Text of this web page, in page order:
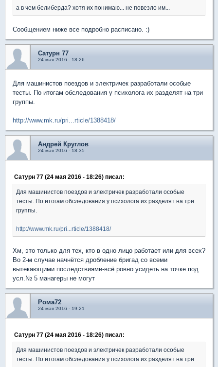
а в чем белиберда? хотя их понимаю... не повезло им...
Сообщением ниже все подробно расписано. :)
Сатурн 77
24 мая 2016 - 18:26
Для машинистов поездов и электричек разработали особые
тесты. По итогам обследования у психолога их разделят на три
группы.
http://www.mk.ru/pri...rticle/1388418/
Андрей Круглов
24 мая 2016 - 18:35
Сатурн 77 (24 мая 2016 - 18:26) писал:
Для машинистов поездов и электричек разработали особые
тесты. По итогам обследования у психолога их разделят на три
группы.
http://www.mk.ru/pri...rticle/1388418/
Хм, это только для тех, кто в одно лицо работает или для всех?
Во 2-м случае начнётся дробление бригад со всеми
вытекающими последствиями-всё ровно усидеть на точке под
усл.№ 5 манагеры не могут
Рома72
24 мая 2016 - 19:21
Сатурн 77 (24 мая 2016 - 18:26) писал:
Для машинистов поездов и электричек разработали особые
тесты. По итогам обследования у психолога их разделят на три